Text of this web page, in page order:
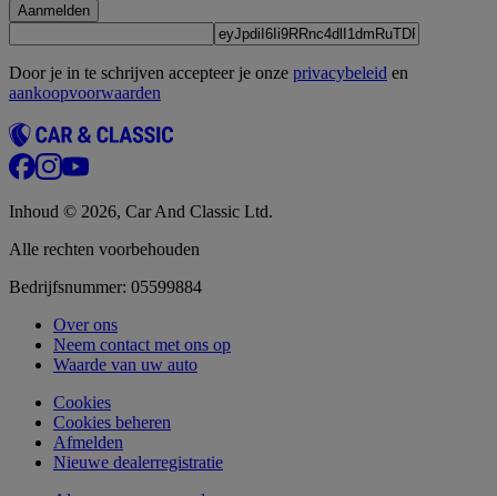
Aanmelden
Door je in te schrijven accepteer je onze privacybeleid en
aankoopvoorwaarden
Inhoud © 2026, Car And Classic Ltd.
Alle rechten voorbehouden
Bedrijfsnummer: 05599884
Over ons
Neem contact met ons op
Waarde van uw auto
Cookies
Cookies beheren
Afmelden
Nieuwe dealerregistratie